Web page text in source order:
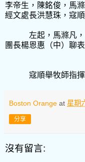
李帝生，陳銘俊，馬
經文處長洪慧珠，寇
左起，馬滌凡
團長楊恩惠（中）聊
寇順舉牧師指
Boston Orange at 星期
分享
沒有留言: